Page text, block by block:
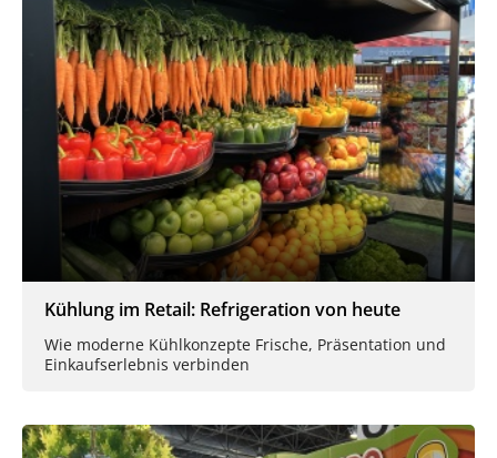
Kühlung im Retail: Refrigeration von heute
Wie moderne Kühlkonzepte Frische, Präsentation und
Einkaufserlebnis verbinden